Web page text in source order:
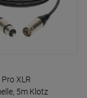
XLR
5m Klotz